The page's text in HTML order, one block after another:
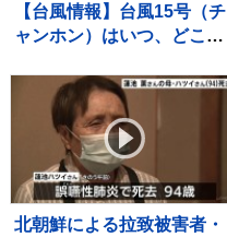
【台風情報】台風15号（チ
ャンホン）はいつ、どこ
本や北日本に影響か、大型
で強い台風13号（ドルフィ
ン）引き続き 大雨・暴風・
高潮・うねりを伴った高波
などに厳重警戒必要
北朝鮮による拉致被害者・